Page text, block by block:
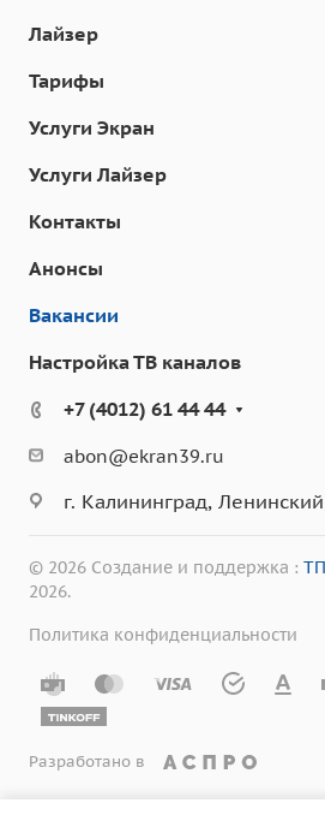
Лайзер
Тарифы
Услуги Экран
Услуги Лайзер
Контакты
Анонсы
Вакансии
Настройка ТВ каналов
+7 (4012) 61 44 44
abon@ekran39.ru
г. Калининград,
© 2026 Создание и поддержка : ТП
2026.
Политика конфиденциальности
Разработано в